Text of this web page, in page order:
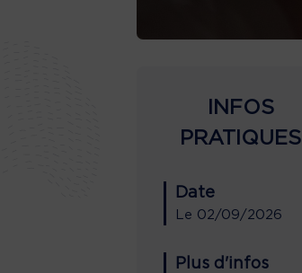
INFOS
PRATIQUES
Date
Le 02/09/2026
Plus d'infos